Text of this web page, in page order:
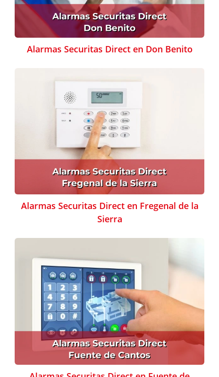
Alarmas Securitas Direct en Don Benito
Alarmas Securitas Direct en Fregenal de la
Sierra